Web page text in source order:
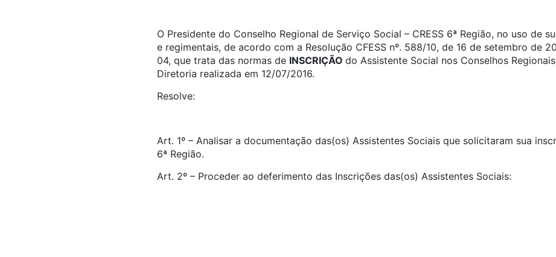
O Presidente do Conselho Regional de Serviço Social – CRESS 6ª Região, no uso de
e regimentais, de acordo com a Resolução CFESS nº. 588/10, de 16 de setembro de
04, que trata das normas de INSCRIÇÃO do Assistente Social nos Conselhos
Diretoria realizada em 12/07/2016.
Resolve:
Art. 1º – Analisar a documentação das(os) Assistentes Sociais que solicitaram sua
6ª Região.
Art. 2º – Proceder ao deferimento das Inscrições das(os) Assistentes Sociais: